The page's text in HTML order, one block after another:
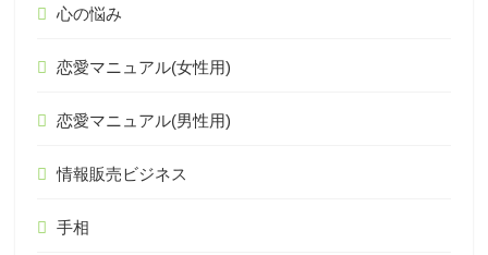
心の悩み
恋愛マニュアル(女性用)
恋愛マニュアル(男性用)
情報販売ビジネス
手相